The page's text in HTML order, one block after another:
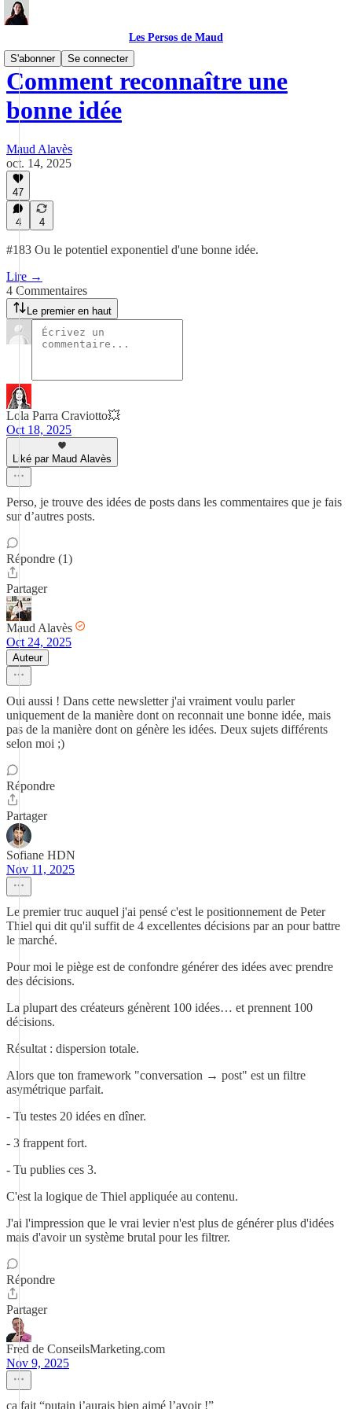
Les Persos de Maud
S'abonner
Se connecter
Comment reconnaître une
bonne idée
Maud Alavès
oct. 14, 2025
47
4 4
#183 Ou le potentiel exponentiel d'une bonne idée.
Lire →
4 Commentaires
Le premier en haut
Lola Parra Craviotto💥
Oct 18, 2025
Liké par Maud Alavès
Perso, je trouve des idées de posts dans les commentaires que je fais
sur d’autres posts.
Répondre (1)
Partager
Maud Alavès
Oct 24, 2025
Auteur
Oui aussi ! Dans cette newsletter j'ai vraiment voulu parler
uniquement de la manière dont on reconnait une bonne idée, mais
pas de la manière dont on génère les idées. Deux sujets différents
selon moi ;)
Répondre
Partager
Sofiane HDN
Nov 11, 2025
Le premier truc auquel j'ai pensé c'est le positionnement de Peter
Thiel qui dit qu'il suffit de 4 excellentes décisions par an pour battre
le marché.
Pour moi le piège est de confondre générer des idées avec prendre
des décisions.
La plupart des créateurs génèrent 100 idées… et prennent 100
décisions.
Résultat : dispersion totale.
Alors que ton framework "conversation → post" est un filtre
asymétrique parfait.
- Tu testes 20 idées en dîner.
- 3 frappent fort.
- Tu publies ces 3.
C'est la logique de Thiel appliquée au contenu.
J'ai l'impression que le vrai levier n'est plus de générer plus d'idées
mais d'avoir un système brutal pour les filtrer.
Répondre
Partager
Fred de ConseilsMarketing.com
Nov 9, 2025
ca fait “putain j’aurais bien aimé l’avoir !”